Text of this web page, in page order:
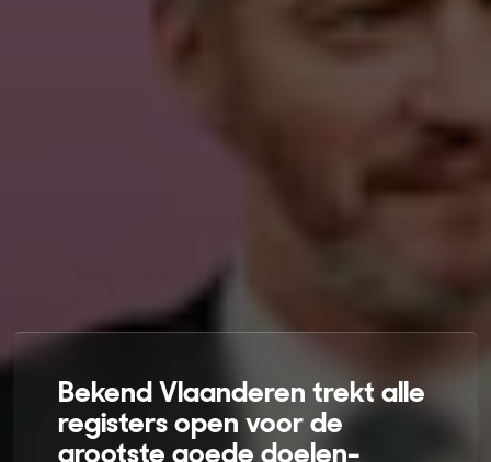
Bekend Vlaanderen trekt alle
registers open voor de
grootste goede doelen-